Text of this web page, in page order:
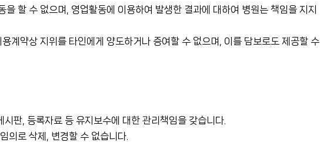
을 할 수 없으며, 영업활동에 이용하여 발생한 결과에 대하여 병원는 책임을 지지
계약상 지위를 타인에게 양도하거나 증여할 수 없으며, 이를 담보로도 제공할 수
판, 등록자료 등 유지보수에 대한 관리책임을 갖습니다.
의로 삭제, 변경할 수 없습니다.